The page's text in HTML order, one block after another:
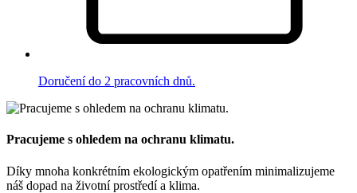
Doručení do 2 pracovních dnů.
Pracujeme s ohledem na ochranu klimatu.
Díky mnoha konkrétním ekologickým opatřením minimalizujeme
náš dopad na životní prostředí a klima.